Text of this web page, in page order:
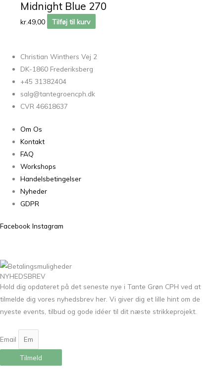
Midnight Blue 270
kr.49,00 Tilføj til kurv
Christian Winthers Vej 2
DK-1860 Frederiksberg
+45 31382404
salg@tantegroencph.dk
CVR 46618637
Om Os
Kontakt
FAQ
Workshops
Handelsbetingelser
Nyheder
GDPR
Facebook Instagram
NYHEDSBREV
Hold dig opdateret på det seneste nye i Tante Grøn CPH ved at
tilmelde dig vores nyhedsbrev her. Vi giver dig et lille hint om de
nyeste events, tilbud og gode idéer til dit næste strikkeprojekt.
Email
Tilmeld